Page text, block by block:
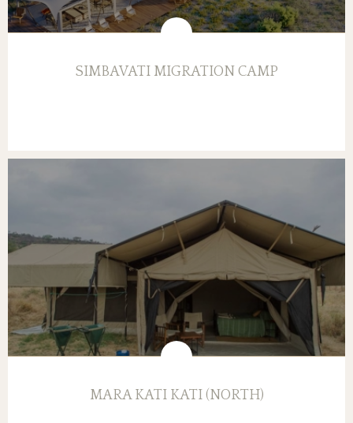
SIMBAVATI MIGRATION CAMP
MARA KATI KATI (NORTH)